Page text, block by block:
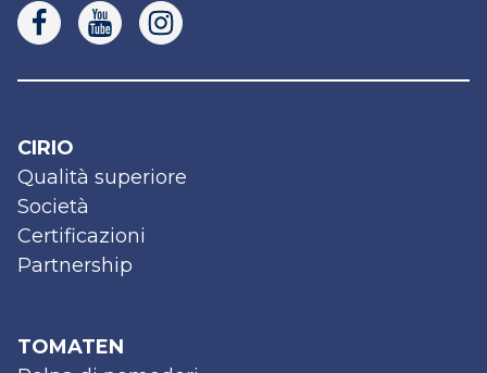
CIRIO
Qualità superiore
Società
Certificazioni
Partnership
TOMATEN